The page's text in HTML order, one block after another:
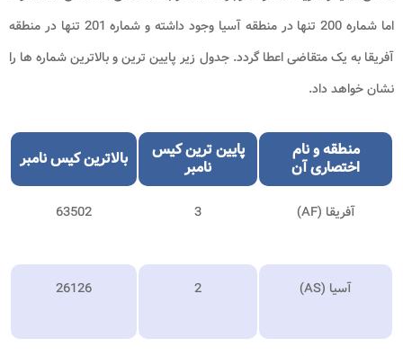
اما شماره 200 تنها در منطقه آسیا وجود داشته و شماره 201 تنها در منطقه
آفریقا به یک متقاضی اعطا گردد. جدول زیر پایین ترین و بالاترین شماره ها را
نشان خواهد داد.
منطقه و نام
اختصاری آن
پایین ترین کیس
نامبر
بالاترین کیس نامبر
آفریقا (AF
)
3
63502
آسیا (AS
)
2
26126